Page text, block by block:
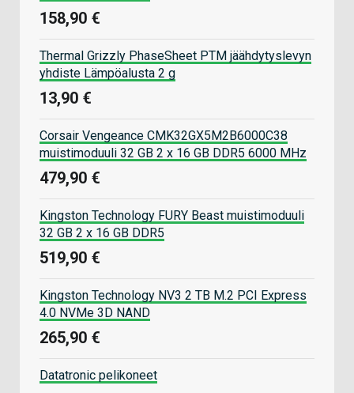
158,90 €
Thermal Grizzly PhaseSheet PTM jäähdytyslevyn
yhdiste Lämpöalusta 2 g
13,90 €
Corsair Vengeance CMK32GX5M2B6000C38
muistimoduuli 32 GB 2 x 16 GB DDR5 6000 MHz
479,90 €
Kingston Technology FURY Beast muistimoduuli
32 GB 2 x 16 GB DDR5
519,90 €
Kingston Technology NV3 2 TB M.2 PCI Express
4.0 NVMe 3D NAND
265,90 €
Datatronic pelikoneet